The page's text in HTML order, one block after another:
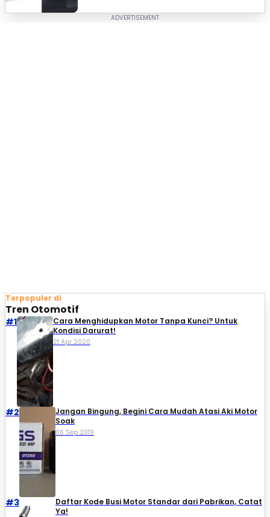
Terpopuler di
Tren Otomotif
#1
Cara Menghidupkan Motor Tanpa Kunci? Untuk
Kondisi Darurat!
21 Apr 2020
#2
Jangan Bingung, Begini Cara Mudah Atasi Aki Motor
Soak
06 Sep 2019
#3
Daftar Kode Busi Motor Standar dari Pabrikan, Catat
Ya!